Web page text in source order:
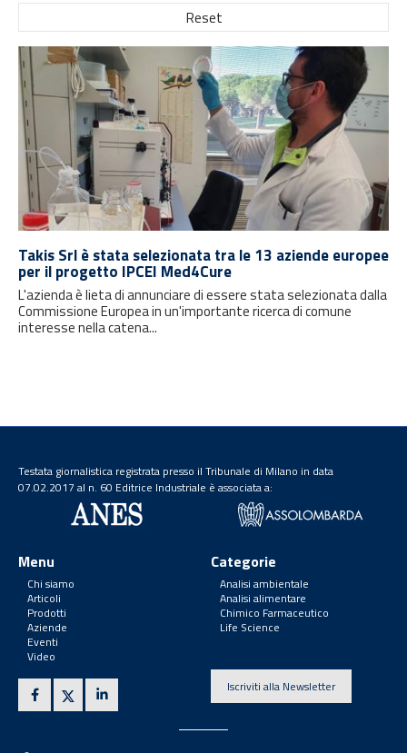
Reset
Takis Srl è stata selezionata tra le 13 aziende europee
per il progetto IPCEI Med4Cure
L'azienda è lieta di annunciare di essere stata selezionata dalla
Commissione Europea in un'importante ricerca di comune
interesse nella catena...
Testata giornalistica registrata presso il Tribunale di Milano in data
07.02.2017 al n. 60 Editrice Industriale è associata a:
Menu
Chi siamo
Articoli
Prodotti
Aziende
Eventi
Video
Categorie
Analisi ambientale
Analisi alimentare
Chimico Farmaceutico
Life Science
Iscriviti alla Newsletter